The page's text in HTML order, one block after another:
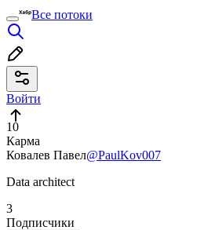
Все потоки
Войти
10
Карма
Ковалев Павел@PaulKov007
Data architect
3
Подписчики